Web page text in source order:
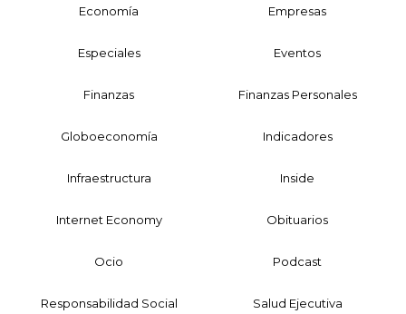
Economía Empresas
Especiales Eventos
Finanzas Finanzas Personales
Globoeconomía Indicadores
Infraestructura Inside
Internet Economy Obituarios
Ocio Podcast
Responsabilidad Social Salud Ejecutiva